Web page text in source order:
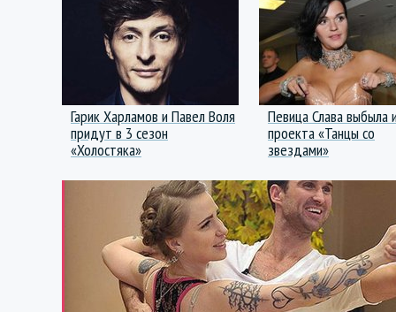
Гарик Харламов и Павел Воля
придут в 3 сезон
«Холостяка»
Певица Слава выбыла
проекта «Танцы со
звездами»